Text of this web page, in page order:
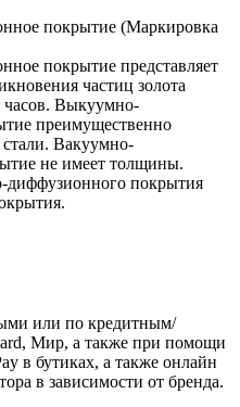
покрытие (Маркировка
покрытие представляет
частиц золота
часов. Выкуумно-
преимущественно
стали. Вакуумно-
не имеет толщины.
диффузионного покрытия
или по кредитным/
Мир, а также при помощи
в бутиках, а также онлайн
в зависимости от бренда.